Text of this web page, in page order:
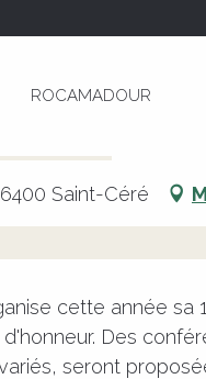
ROCAMADOUR
-
Saint-Céré
cette année
Des
seront